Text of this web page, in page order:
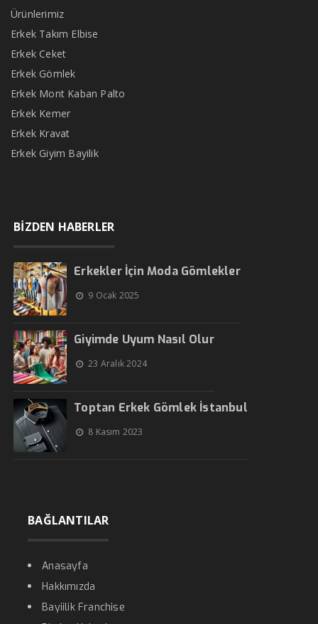
Ürünlerimiz
Erkek Takım Elbise
Erkek Ceket
Erkek Gömlek
Erkek Mont Kaban Palto
Erkek Kemer
Erkek Kravat
Erkek Giyim Bayilik
BİZDEN HABERLER
Erkekler İçin Moda Gömlekler
9 Ocak 2025
Giyimde Uyum Nasıl Olur
23 Aralık 2024
Toptan Erkek Gömlek İstanbul
8 Kasım 2023
BAĞLANTILAR
Anasayfa
Hakkımızda
Bayiilik Franchise